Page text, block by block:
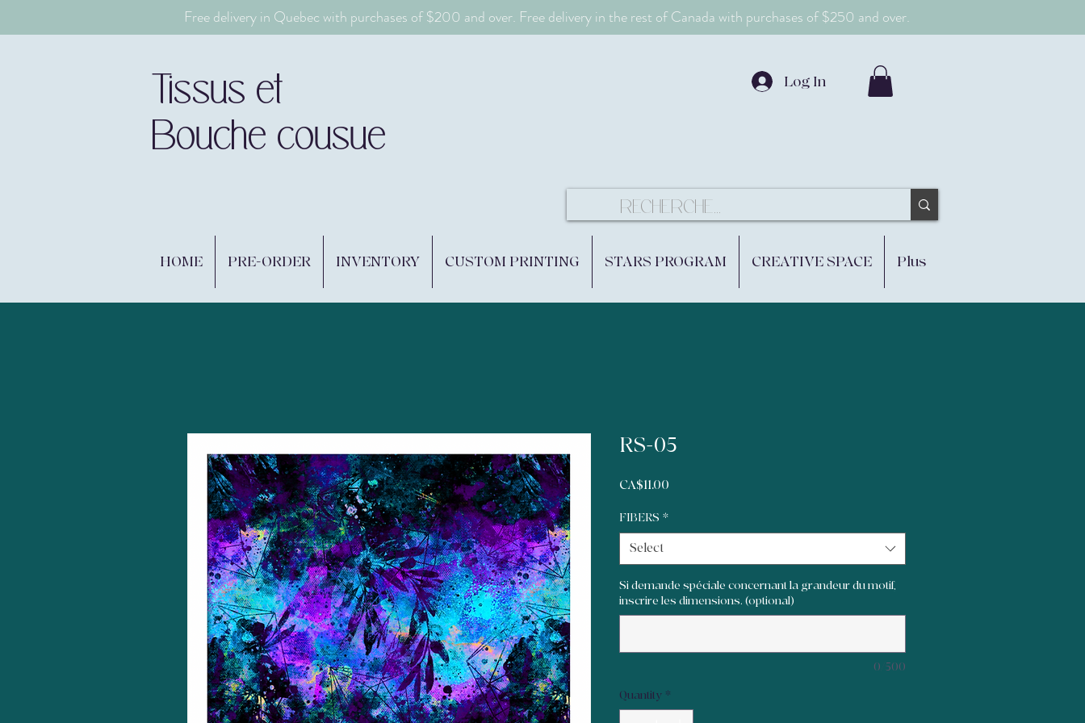
Free delivery in Quebec with purchases of $200 and over. Free delivery in the rest of Canada with purchases of $250 and over.
Tissus et
Bouche cousue
Log In
HOME PRE-ORDER INVENTORY CUSTOM PRINTING STARS PROGRAM CREATIVE SPACE Plus
RS-05
CA$11.00
FIBERS *
Select
Si demande spéciale concernant la grandeur du motif,
inscrire les dimensions. (optional)
0/500
Quantity *